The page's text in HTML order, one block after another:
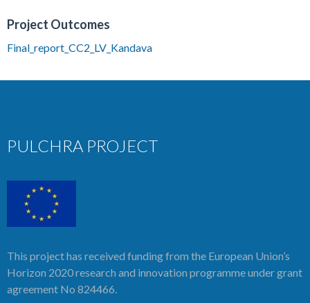
Project Outcomes
Final_report_CC2_LV_Kandava
PULCHRA PROJECT
This project has received funding from the European Union’s
Horizon 2020 research and innovation programme under grant
agreement No 824466.